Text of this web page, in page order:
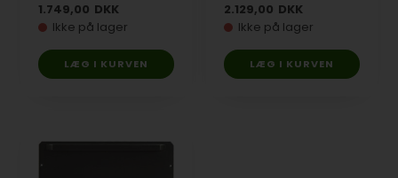
1.749,00 DKK
Ikke på lager
2.129,00 DKK
Ikke på lager